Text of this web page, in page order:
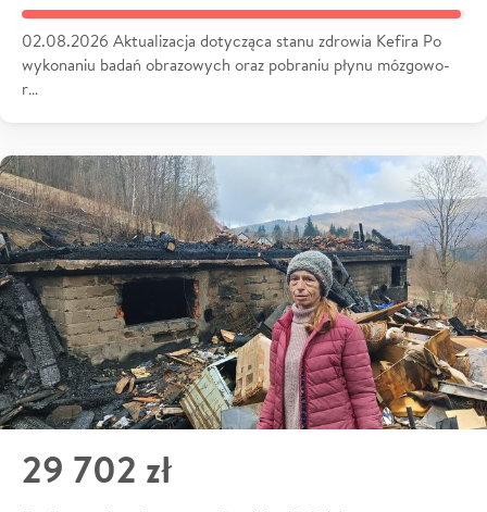
02.08.2026 Aktualizacja dotycząca stanu zdrowia Kefira Po
wykonaniu badań obrazowych oraz pobraniu płynu mózgowo-
r…
29 702 zł